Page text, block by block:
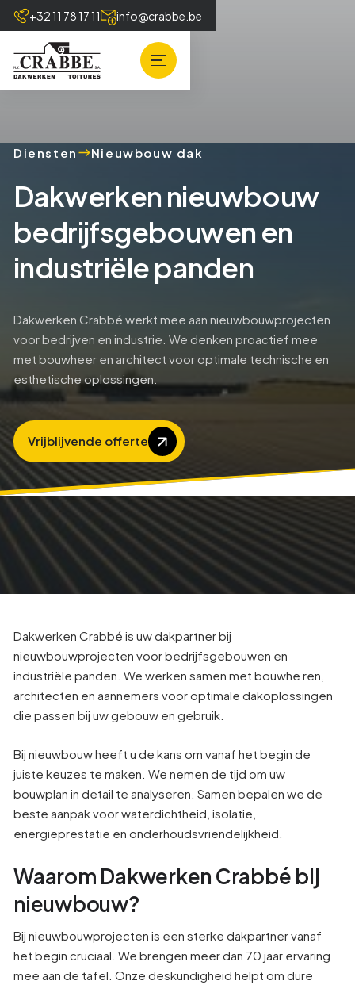
+32 11 78 17 11 info@crabbe.be
Diensten Nieuwbouw dak
Dakwerken nieuwbouw
bedrijfsgebouwen en
industriële panden
Dakwerken Crabbé werkt mee aan nieuwbouwprojecten
voor bedrijven en industrie. We denken proactief mee
met bouwheer en architect voor optimale technische en
esthetische oplossingen.
Vrijblijvende offerte
Dakwerken Crabbé is uw dakpartner bij
nieuwbouwprojecten voor bedrijfsgebouwen en
industriële panden. We werken samen met bouwhe ren,
architecten en aannemers voor optimale dakoplossingen
die passen bij uw gebouw en gebruik.
Bij nieuwbouw heeft u de kans om vanaf het begin de
juiste keuzes te maken. We nemen de tijd om uw
bouwplan in detail te analyseren. Samen bepalen we de
beste aanpak voor waterdichtheid, isolatie,
energieprestatie en onderhoudsvriendelijkheid.
Waarom Dakwerken Crabbé bij
nieuwbouw?
Bij nieuwbouwprojecten is een sterke dakpartner vanaf
het begin cruciaal. We brengen meer dan 70 jaar ervaring
mee aan de tafel. Onze deskundigheid helpt om dure